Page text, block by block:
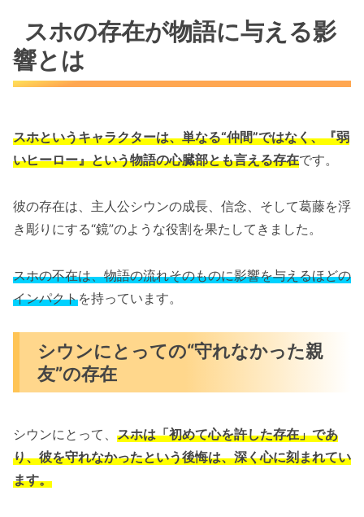
スホの存在が物語に与える影
響とは
スホというキャラクターは、単なる“仲間”ではなく、『弱
いヒーロー』という物語の心臓部とも言える存在です。
彼の存在は、主人公シウンの成長、信念、そして葛藤を浮
き彫りにする“鏡”のような役割を果たしてきました。
スホの不在は、物語の流れそのものに影響を与えるほどの
インパクトを持っています。
シウンにとっての“守れなかった親
友”の存在
シウンにとって、 スホは「初めて心を許した存在」であ
り、彼を守れなかったという後悔は、深く心に刻まれてい
ます。